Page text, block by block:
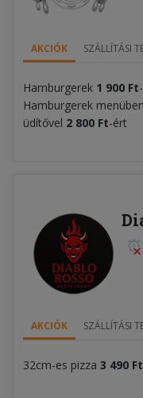
AKCIÓK SZÁLLÍTÁSI
Hamburgerek 1 900 Ft
Hamburgerek
üdítővel 2 800 Ft-ért
AKCIÓK SZÁLLÍTÁSI
32cm-es pizza 3 490 Ft